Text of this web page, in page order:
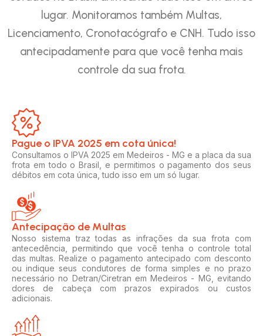
lugar. Monitoramos também Multas,
Licenciamento, Cronotacógrafo e CNH. Tudo isso
antecipadamente para que você tenha mais
controle da sua frota.
Pague o IPVA 2025 em cota única!​
Consultamos o IPVA 2025 em Medeiros - MG e a placa da sua
frota em todo o Brasil, e permitimos o pagamento dos seus
débitos em cota única, tudo isso em um só lugar.
Antecipação de Multas
Nosso sistema traz todas as infrações da sua frota com
antecedência, permitindo que você tenha o controle total
das multas. Realize o pagamento antecipado com desconto
ou indique seus condutores de forma simples e no prazo
necessário no Detran/Ciretran em Medeiros - MG, evitando
dores de cabeça com prazos expirados ou custos
adicionais.